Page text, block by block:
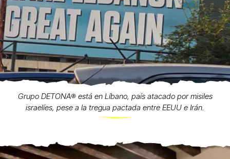
Grupo DETONA®️ está en Líbano, país atacado por misiles
israelíes, pese a la tregua pactada entre EEUU e Irán.